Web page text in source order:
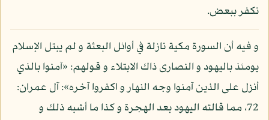
نكفر ببعض.
و فيه أن السورة مكية نازلة في أوائل البعثة و لم يبتل الإسلام
يومئذ باليهود و النصارى ذاك الابتلاء و قولهم: «آمنوا بالذي
أنزل على الذين آمنوا وجه النهار و اكفروا آخره»: آل عمران:
72، مما قالته اليهود بعد الهجرة و كذا ما أشبه ذلك و